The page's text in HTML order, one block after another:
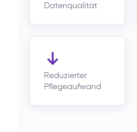
Datenqualität
Reduzierter
Pflegeaufwand